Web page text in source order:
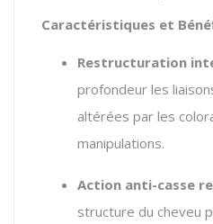
Caractéristiques et
Restructuration
profondeur les
altérées par les
manipulations.
Action anti-casse
structure du cheveu